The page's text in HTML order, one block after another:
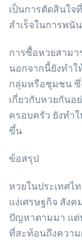
เป็นการตัดสินใจ
สำเร็จในการพนั
การซื้อหวยสาม
นอกจากนี้ยังทำใ
กลุ่มหรือชุมชน ซึ่
เกี่ยวกับหวยกันอ
ครอบครัว ยังทำ
ขึ้น
ข้อสรุป
หวยในประเทศ
แง่เศรษฐกิจ สัง
ปัญหาตามมา แต่
ที่สะท้อนถึงควา